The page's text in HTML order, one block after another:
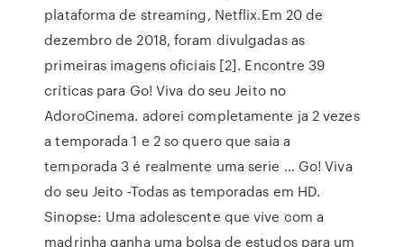
plataforma de streaming, Netflix.Em 20 de
dezembro de 2018, foram divulgadas as
primeiras imagens oficiais [2]. Encontre 39
críticas para Go! Viva do seu Jeito no
AdoroCinema. adorei completamente ja 2 vezes
a temporada 1 e 2 so quero que saia a
temporada 3 é realmente uma serie … Go! Viva
do seu Jeito -Todas as temporadas em HD.
Sinopse: Uma adolescente que vive com a
madrinha ganha uma bolsa de estudos para um